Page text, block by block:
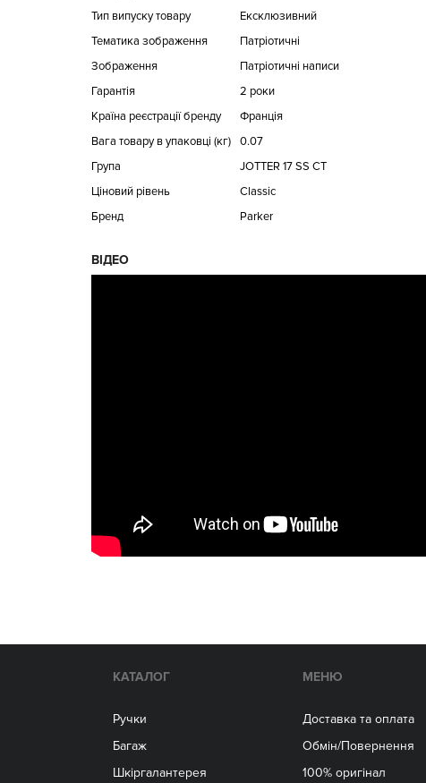
Тип випуску товару
Ексклюзивний
Тематика зображення
Патріотичні
Зображення
Патріотичні написи
Гарантія
2 роки
Країна реєстрації бренду
Франція
Вага товару в упаковці (кг)
0.07
Група
JOTTER 17 SS CT
Ціновий рівень
Classic
Бренд
Parker
ВІДЕО
КАТАЛОГ
Ручки
Багаж
Шкіргалантерея
МЕНЮ
Доставка та оплата
Обмін/Повернення
100% оригінал